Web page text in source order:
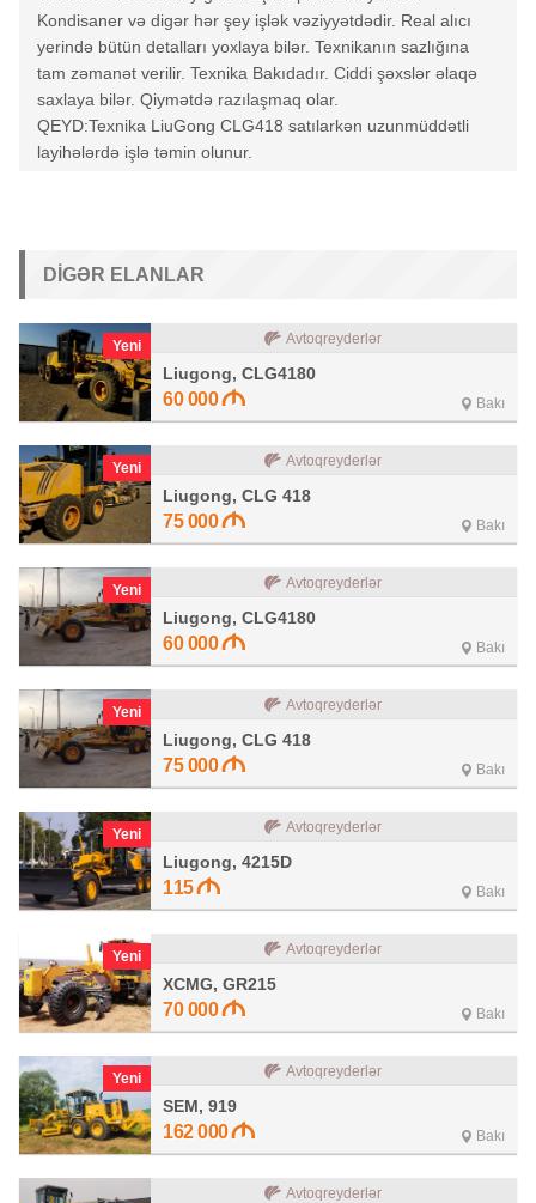
Kondisaner və digər hər şey işlək vəziyyətdədir. Real alıcı
yerində bütün detalları yoxlaya bilər. Texnikanın sazlığına
tam zəmanət verilir. Texnika Bakıdadır. Ciddi şəxslər əlaqə
saxlaya bilər. Qiymətdə razılaşmaq olar.
QEYD:Texnika LiuGong CLG418 satılarkən uzunmüddətli
layihələrdə işlə təmin olunur.
DIGƏR ELANLAR
Yeni Avtoqreyderlər
Liugong, CLG4180
60 000 Bakı
Yeni Avtoqreyderlər
Liugong, CLG 418
75 000 Bakı
Yeni Avtoqreyderlər
Liugong, CLG4180
60 000 Bakı
Yeni Avtoqreyderlər
Liugong, CLG 418
75 000 Bakı
Yeni Avtoqreyderlər
Liugong, 4215D
115 Bakı
Yeni Avtoqreyderlər
XCMG, GR215
70 000 Bakı
Yeni Avtoqreyderlər
SEM, 919
162 000 Bakı
Avtoqreyderlər